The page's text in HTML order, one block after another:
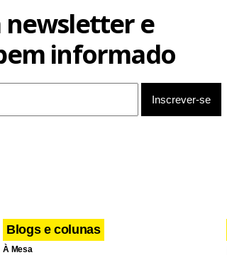
newsletter e
informado
Blogs e colunas
À Mesa